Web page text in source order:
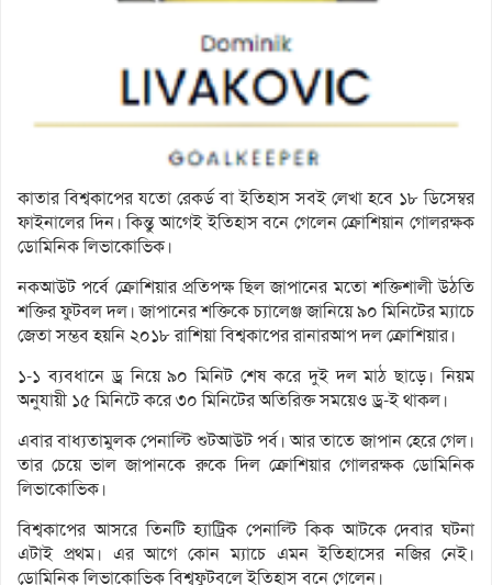
কাতার বিশ্বকাপের যতো রেকর্ড বা ইতিহাস সবই লেখা হবে ১৮ ডিসেম্বর
ফাইনালের দিন। কিন্তু আগেই ইতিহাস বনে গেলেন ক্রোশিয়ান গোলরক্ষক
ডোমিনিক লিভাকোভিক।
নকআউট পর্বে ক্রোশিয়ার প্রতিপক্ষ ছিল জাপানের মতো শক্তিশালী উঠতি
শক্তির ফুটবল দল। জাপানের শক্তিকে চ্যালেঞ্জ জানিয়ে ৯০ মিনিটের ম্যাচে
জেতা সম্ভব হয়নি ২০১৮ রাশিয়া বিশ্বকাপের রানারআপ দল ক্রোশিয়ার।
১-১ ব্যবধানে ড্র নিয়ে ৯০ মিনিট শেষ করে দুই দল মাঠ ছাড়ে। নিয়ম
অনুযায়ী ১৫ মিনিটে করে ৩০ মিনিটের অতিরিক্ত সময়েও ড্র-ই থাকল।
এবার বাধ্যতামুলক পেনাল্টি শুটআউট পর্ব। আর তাতে জাপান হেরে গেল।
তার চেয়ে ভাল জাপানকে রুকে দিল ক্রোশিয়ার গোলরক্ষক ডোমিনিক
লিভাকোভিক।
বিশ্বকাপের আসরে তিনটি হ্যাট্রিক পেনাল্টি কিক আটকে দেবার ঘটনা
এটাই প্রথম। এর আগে কোন ম্যাচে এমন ইতিহাসের নজির নেই।
ডোমিনিক লিভাকোভিক বিশ্বফুটবলে ইতিহাস বনে গেলেন।